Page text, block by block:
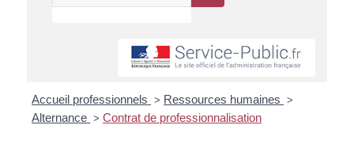
Accueil professionnels > Ressources humaines >
Alternance > Contrat de professionnalisation